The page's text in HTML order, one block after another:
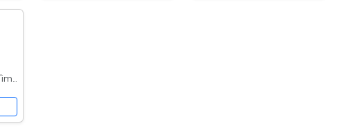
Centre de radiologie et d'imagerie médicale